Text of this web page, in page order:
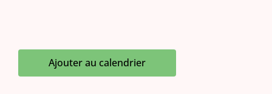
Ajouter au calendrier